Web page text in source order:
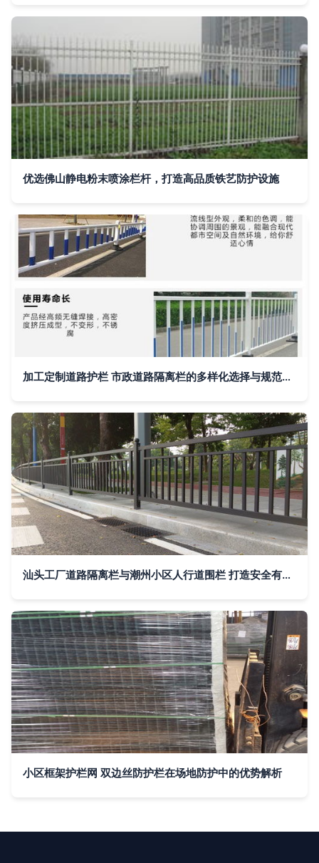
优选佛山静电粉末喷涂栏杆，打造高品质铁艺防护设施
加工定制道路护栏 市政道路隔离栏的多样化选择与规范化要求
汕头工厂道路隔离栏与潮州小区人行道围栏 打造安全有序的场域屏障
小区框架护栏网 双边丝防护栏在场地防护中的优势解析